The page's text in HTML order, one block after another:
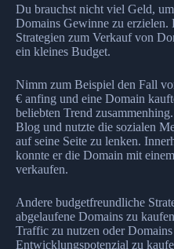
Du brauchst nicht viel Geld,
Domains Gewinne zu erzielen.
Strategien zum Verkauf von
ein kleines Budget.
Nimm zum Beispiel den Fall
€ anfing und eine Domain
beliebten Trend
Blog und nutzte die sozialen
auf seine Seite zu lenken.
konnte er die Domain mit
verkaufen.
Andere budgetfreundliche
abgelaufene Domains zu
Traffic zu nutzen oder
Entwicklungspotenzial zu